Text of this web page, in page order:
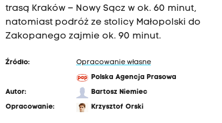
trasą Kraków – Nowy Sącz w ok. 60 minut,
natomiast podróż ze stolicy Małopolski do
Zakopanego zajmie ok. 90 minut.
Źródło:
Opracowanie własne
Polska Agencja Prasowa
Autor:
Bartosz Niemiec
Opracowanie:
Krzysztof Orski